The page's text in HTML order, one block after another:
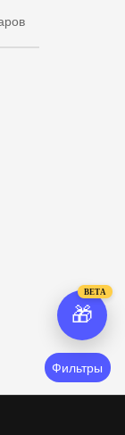
Фильтры
🎁
BETA